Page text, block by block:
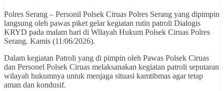
Polres Serang – Personil Polsek Ciruas Polres Serang yang dipimpin
langsung oleh pawas piket gelar kegiatan rutin patroli Dialogis
KRYD pada malam hari di Wilayah Hukum Polsek Ciruas Polres
Serang. Kamis (11/06/2026).
Dalam kegiatan Patroli yang di pimpin oleh Pawas Polsek Ciruas
dan Personel Polsek Ciruas melaksanakan kegiatan patroli seputaran
wilayah hukumnya untuk menjaga situasi kamtibmas agar tetap
aman dan kondusif.